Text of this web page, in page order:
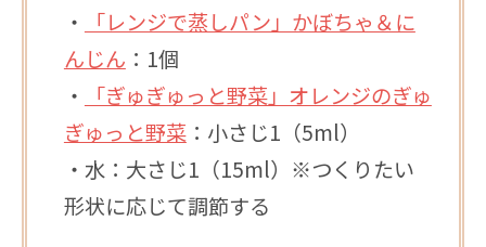
・
「レンジで蒸しパン」かぼちゃ＆に
んじん ：1個
・
「ぎゅぎゅっと野菜」オレンジのぎゅ
ぎゅっと野菜：小さじ1（5ml）
・水：大さじ1（15ml）※つくりたい
形状に応じて調節する